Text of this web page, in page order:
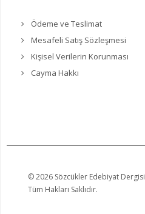
Ödeme ve Teslimat
Mesafeli Satış Sözleşmesi
Kişisel Verilerin Korunması
Cayma Hakkı
© 2026 Sözcükler Edebiyat Dergisi
Tüm Hakları Saklıdır.